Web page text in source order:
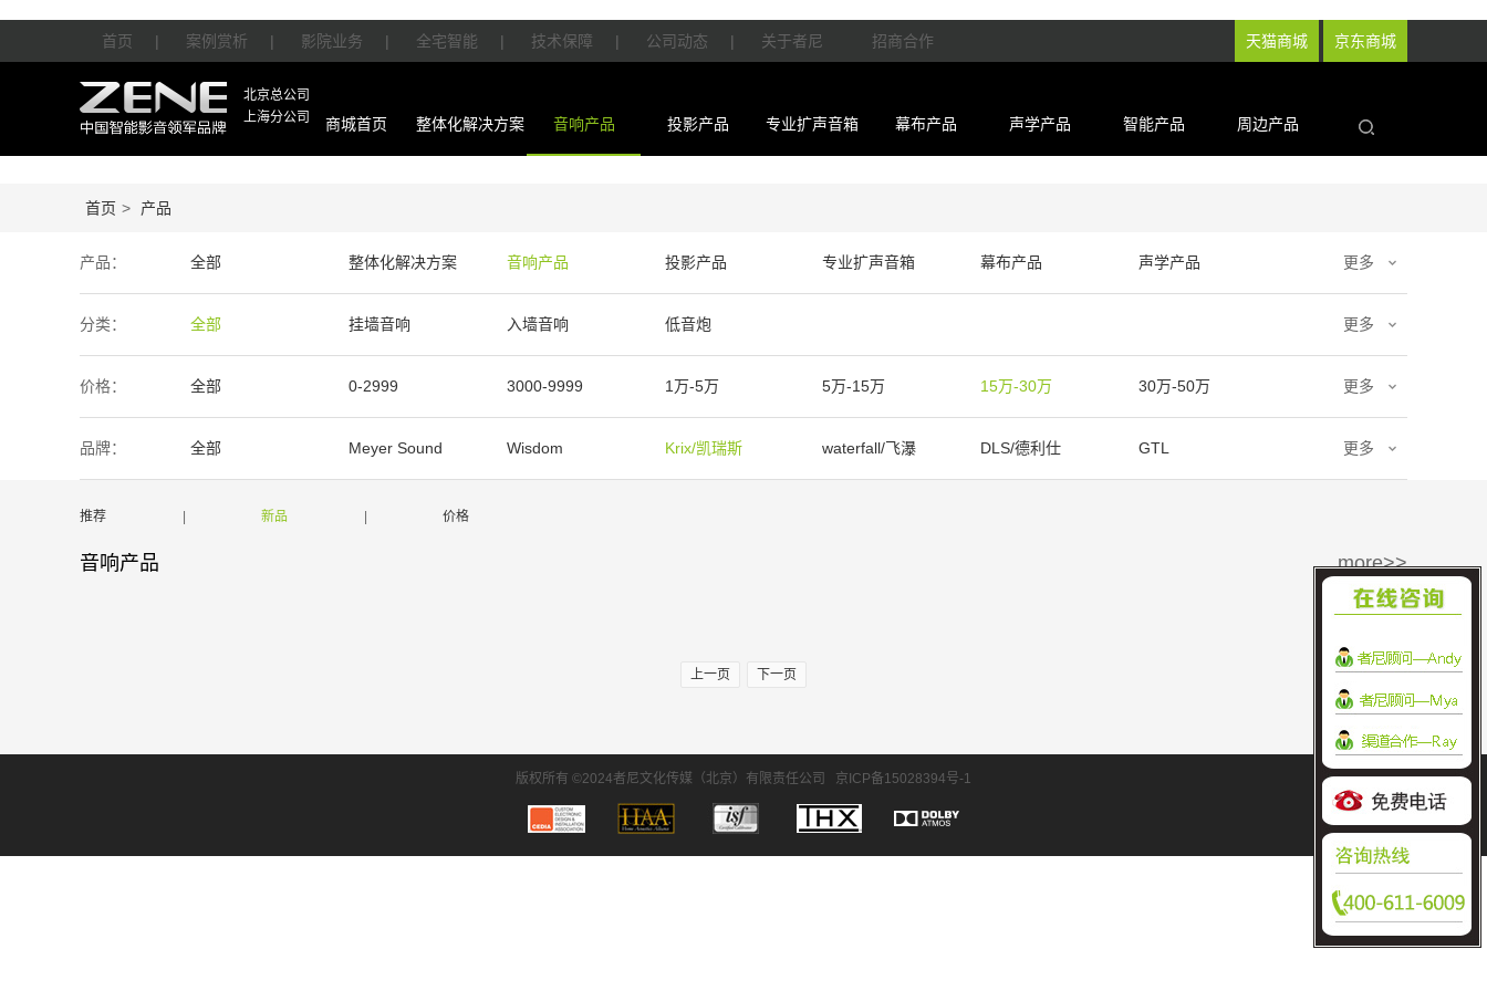
天猫商城 京东商城
首页 | 案例赏析 | 影院业务 | 全宅智能 | 技术保障 | 公司动态 | 关于者尼 招商合作
北京总公司
上海分公司
商城首页 整体化解决方案 音响产品 投影产品 专业扩声音箱 幕布产品 声学产品 智能产品 周边产品
首页 > 产品
产品： 全部 整体化解决方案 音响产品 投影产品 专业扩声音箱 幕布产品 声学产品
智能产品 周边产品
更多
分类： 全部 挂墙音响 入墙音响 低音炮 更多
价格： 全部 0-2999 3000-9999 1万-5万 5万-15万 15万-30万 30万-50万
50万-100万 100万以上
更多
品牌： 全部 Meyer Sound Wisdom Krix/凯瑞斯 waterfall/飞瀑 DLS/德利仕 GTL 更多
推荐 新品 价格
音响产品 more>>
上一页 下一页
版权所有 ©2024者尼文化传媒（北京）有限责任公司 京ICP备15028394号-1